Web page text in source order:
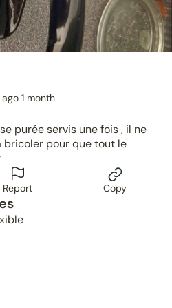
1 month
purée servis une fois , il ne
bricoler pour que tout le
Report Copy